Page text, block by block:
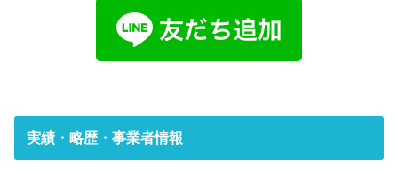
実績・略歴・事業者情報